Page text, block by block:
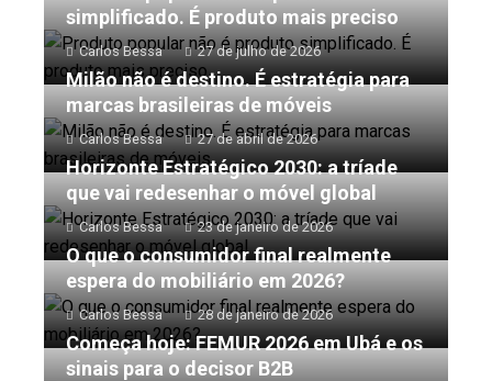
simplificado. É produto mais preciso
Carlos Bessa 27 de julho de 2026
Milão não é destino. É estratégia para
marcas brasileiras de móveis
Carlos Bessa 27 de abril de 2026
Horizonte Estratégico 2030: a tríade
que vai redesenhar o móvel global
Carlos Bessa 23 de janeiro de 2026
O que o consumidor final realmente
espera do mobiliário em 2026?
Carlos Bessa 28 de janeiro de 2026
Começa hoje: FEMUR 2026 em Ubá e os
sinais para o decisor B2B